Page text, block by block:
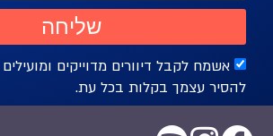
אשמח לקבל דיוורים מדוייקים ומועילים
עצמך בקלות בכל עת.
שליחה